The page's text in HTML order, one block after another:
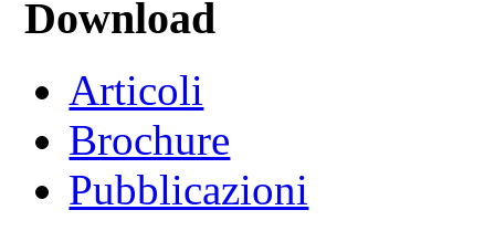
Download
Articoli
Brochure
Pubblicazioni